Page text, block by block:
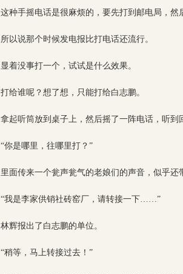
这种手摇电话是很麻烦的，要先打到邮电局，
所以说那个时候发电报比打电话还流行。
显着没事打一个，试试是什么效果。
打给谁呢？想了想，只能打给白志鹏。
拿起听筒放到桌子上，然后摇了一阵电话，听到
“你是哪里，往哪里打？”
里面传来一个瓮声瓮气的老娘们的声音，似乎还
“我是李家供销社砖窑厂，请转接一下……”
林辉报出了白志鹏的单位。
“稍等，马上转接过去！”